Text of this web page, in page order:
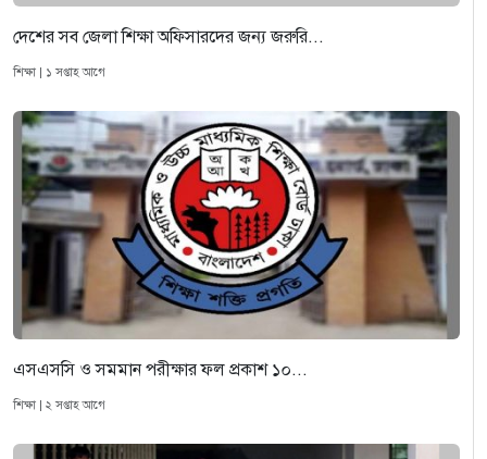
দেশের সব জেলা শিক্ষা অফিসারদের জন্য জরুরি...
শিক্ষা | ১ সপ্তাহ আগে
এসএসসি ও সমমান পরীক্ষার ফল প্রকাশ ১০...
শিক্ষা | ২ সপ্তাহ আগে